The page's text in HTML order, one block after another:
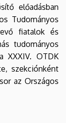
előadásban
Tudományos
fiatalok és
tudományos
XXXIV. OTDK
szekciónként
az Országos